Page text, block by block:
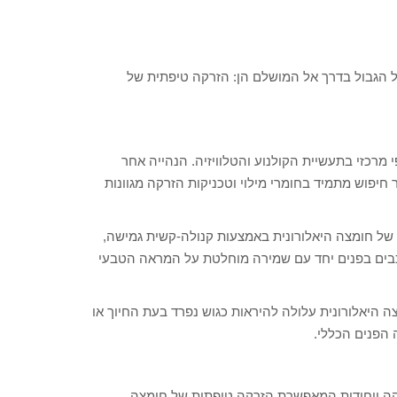
הגבול בדרך אל המושלם הן: הזרקה טיפתית של
מרכזי בתעשיית הקולנוע והטלוויזיה. הנהייה אחר
מתמיד בחומרי מילוי וטכניקות הזרקה מגוונות
חומצה היאלורונית באמצעות קנולה-קשית גמישה,
בפנים יחד עם שמירה מוחלטת על המראה הטבעי
עלולה להיראות כגוש נפרד בעת החיוך או
הפנים הכללי.